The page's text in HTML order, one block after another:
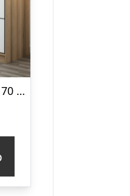
FUNZI LIVING 7170 garderobeskab, 2 skydelåger, 2 bøjlestænger, 2 skuffer – natur/antracit melamin